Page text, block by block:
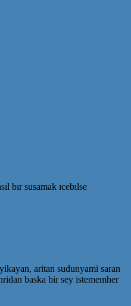
bır susamak ıcebılse
aritan sudunyami saran
baska bir sey istememher